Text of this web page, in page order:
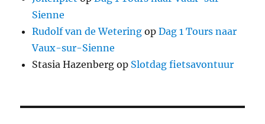
Sienne
Rudolf van de Wetering opDag 1 Tours naar
Vaux-sur-Sienne
Stasia Hazenberg op Slotdag fietsavontuur